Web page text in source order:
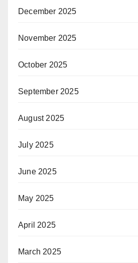
December 2025
November 2025
October 2025
September 2025
August 2025
July 2025
June 2025
May 2025
April 2025
March 2025